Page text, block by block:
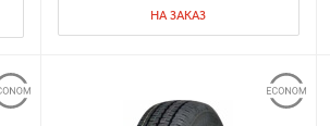
НА ЗАКАЗ